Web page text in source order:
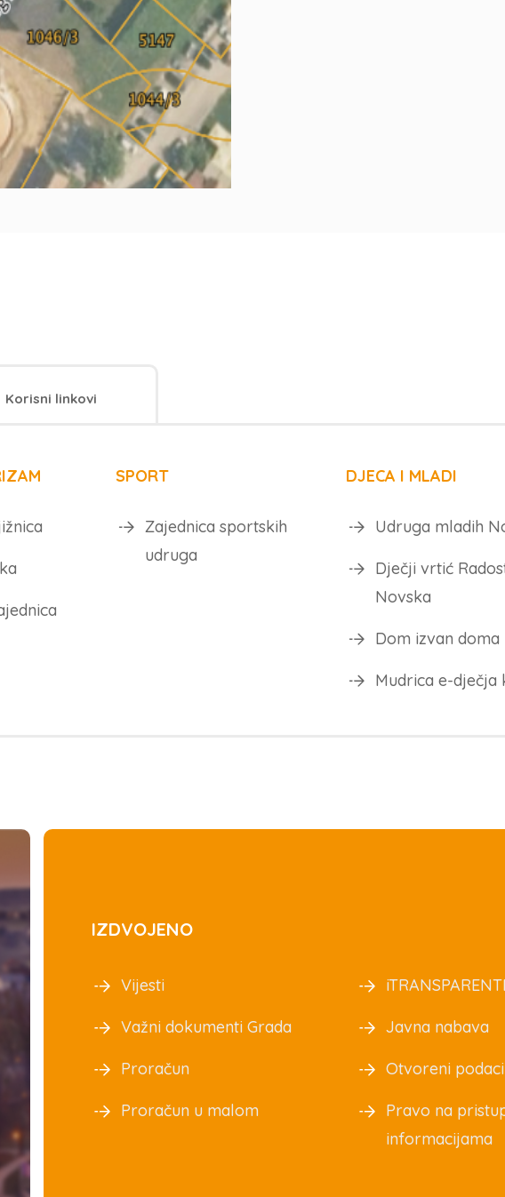
Korisni linkovi
SPORT
Zajednica sportskih
udruga
DJECA I MLADI
Udruga mladih
Dječji vrtić
Novska
Dom izvan doma
Mudrica e-dječja
IZDVOJENO
Vijesti
Važni dokumenti Grada
Proračun
Proračun u malom
Javna nabava
Otvoreni podaci
Pravo na
informacijama